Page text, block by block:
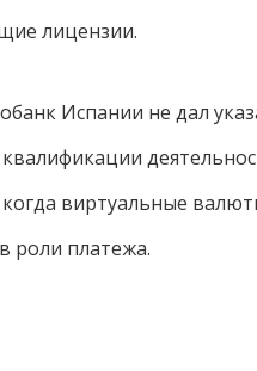
лицензии.
Испании не дал
виртуальные
роли платежа.